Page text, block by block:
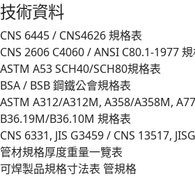
技術資料
CNS 6445 / CNS4626 規格表
CNS 2606 C4060 / ANSI C80.1-1977
ASTM A53 SCH40/SCH80規格表
BSA / BSB 鋼鐵公會規格表
ASTM A312/A312M, A358/A358M,
B36.19M/B36.10M 規格表
CNS 6331, JIS G3459 / CNS 13517,
管材規格厚度重量一覽表
可焊製品規格寸法表 管規格